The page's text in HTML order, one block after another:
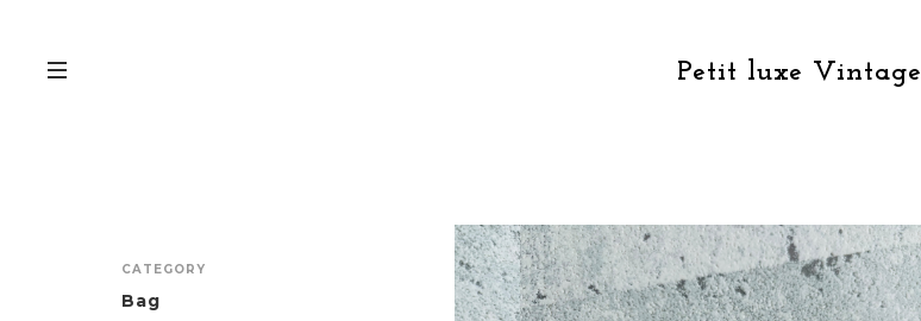
Petit luxe Vintage
CATEGORY
Bag